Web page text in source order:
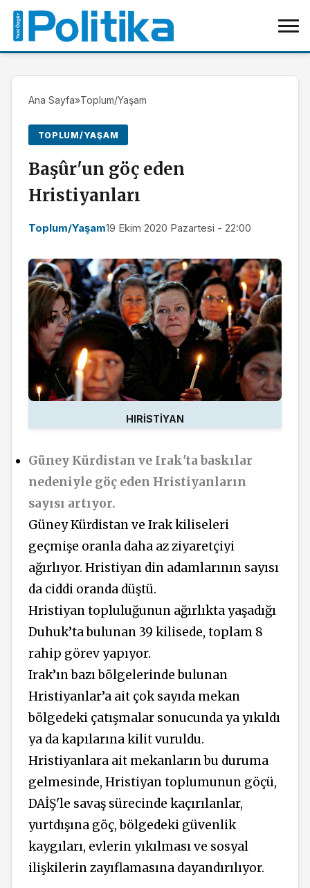
Ana Sayfa»Toplum/Yaşam
TOPLUM/YAŞAM
Başûr'un göç eden
Hristiyanları
Toplum/Yaşam19 Ekim 2020 Pazartesi - 22:00
HIRİSTİYAN
Güney Kürdistan ve Irak'ta baskılar
nedeniyle göç eden Hristiyanların
sayısı artıyor.
Güney Kürdistan ve Irak kiliseleri
geçmişe oranla daha az ziyaretçiyi
ağırlıyor. Hristiyan din adamlarının sayısı
da ciddi oranda düştü.
Hristiyan topluluğunun ağırlıkta yaşadığı
Duhuk’ta bulunan 39 kilisede, toplam 8
rahip görev yapıyor.
Irak’ın bazı bölgelerinde bulunan
Hristiyanlar’a ait çok sayıda mekan
bölgedeki çatışmalar sonucunda ya yıkıldı
ya da kapılarına kilit vuruldu.
Hristiyanlara ait mekanların bu duruma
gelmesinde, Hristiyan toplumunun göçü,
DAİŞ'le savaş sürecinde kaçırılanlar,
yurtdışına göç, bölgedeki güvenlik
kaygıları, evlerin yıkılması ve sosyal
ilişkilerin zayıflamasına dayandırılıyor.